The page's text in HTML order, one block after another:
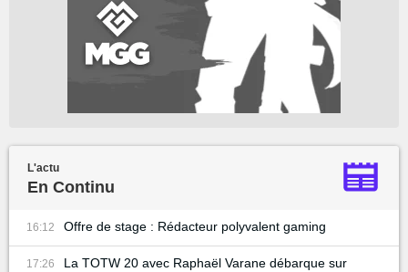
L'actu
En Continu
16:12 Offre de stage : Rédacteur polyvalent gaming
17:26
La TOTW 20 avec Raphaël Varane débarque sur